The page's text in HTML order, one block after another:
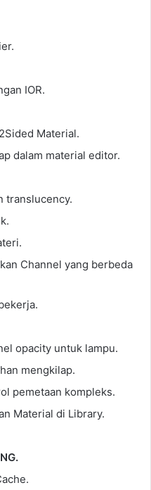
IOR.
Material.
dalam material editor.
translucency.
Channel yang berbeda
opacity untuk lampu.
mengkilap.
pemetaan kompleks.
Material di Library.